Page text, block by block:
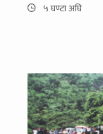
५ घण्टा अघि